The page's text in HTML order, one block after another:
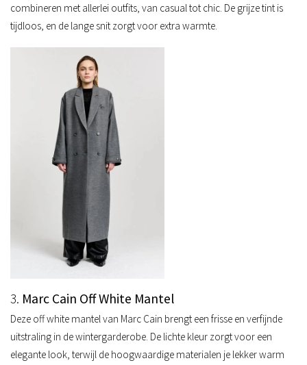
combineren met allerlei outfits, van casual tot chic. De grijze tint is
tijdloos, en de lange snit zorgt voor extra warmte.
3. Marc Cain Off White Mantel
Deze off white mantel van Marc Cain brengt een frisse en verfijnde
uitstraling in de wintergarderobe. De lichte kleur zorgt voor een
elegante look, terwijl de hoogwaardige materialen je lekker warm